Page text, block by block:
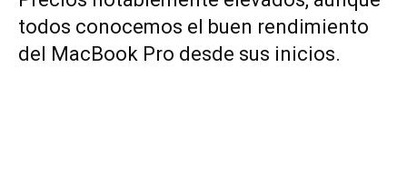
todos conocemos el buen rendimiento
del MacBook Pro desde sus inicios.